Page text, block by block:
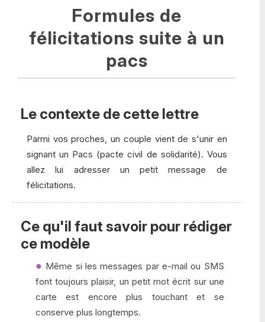
Formules de
félicitations suite à un
pacs
Le contexte de cette lettre
Parmi vos proches, un couple vient de s'unir en
signant un Pacs (pacte civil de solidarité). Vous
allez lui adresser un petit message de
félicitations.
Ce qu'il faut savoir pour rédiger
ce modèle
Même si les messages par e-mail ou SMS
font toujours plaisir, un petit mot écrit sur une
carte est encore plus touchant et se
conserve plus longtemps.